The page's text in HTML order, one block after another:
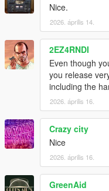
Nice.
2026. április 14.
2EZ4RNDI
Even though
you release
including the
2026. április 16.
Crazy city
Nice
2026. április 16.
GreenAid